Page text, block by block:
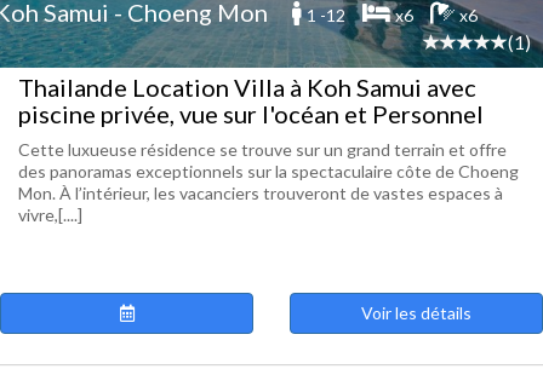
Samui - Choeng Mon 1 -12 x6 x6
(1)
Thailande Location Villa à Koh Samui avec
piscine privée, vue sur l'océan et Personnel
Cette luxueuse résidence se trouve sur un grand terrain et offre
des panoramas exceptionnels sur la spectaculaire côte de Choeng
Mon. À l’intérieur, les vacanciers trouveront de vastes espaces à
vivre,[....]
Voir les détails